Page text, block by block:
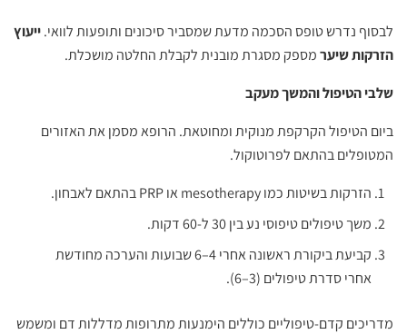
לבסוף נדרש טופס הסכמה מדעת שמסביר סיכונים ותופעות לוואי.ייעוץ
הזרקות שיערמספק מסגרת מובנית לקבלת החלטה מושכלת.
שלבי הטיפול והמשך מעקב
ביום הטיפול הקרקפת מנוקית ומחוטאת. הרופא מסמן את האזורים
המטופלים בהתאם לפרוטוקול.
הזרקות בשיטות כמו mesotherapy או PRP בהתאם לאבחון.
משך טיפולים טיפוסי נע בין 30 ל-60 דקות.
קביעת ביקורת ראשונה אחרי 4–6 שבועות והערכה מחודשת
אחרי סדרת טיפולים (3–6).
מדריכים קדם-טיפוליים כוללים הימנעות מתרופות מדללות דם ומשמש